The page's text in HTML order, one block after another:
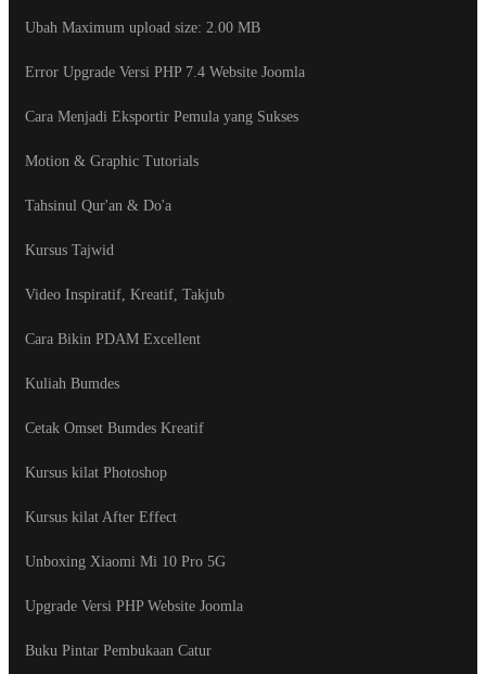
Ubah Maximum upload size: ‎2.00 MB
Error Upgrade Versi PHP 7.4 Website Joomla
Cara Menjadi Eksportir Pemula yang Sukses
Motion & Graphic Tutorials
Tahsinul Qur'an & Do'a
Kursus Tajwid
Video Inspiratif, Kreatif, Takjub
Cara Bikin PDAM Excellent
Kuliah Bumdes
Cetak Omset Bumdes Kreatif
Kursus kilat Photoshop
Kursus kilat After Effect
Unboxing Xiaomi Mi 10 Pro 5G
Upgrade Versi PHP Website Joomla
Buku Pintar Pembukaan Catur